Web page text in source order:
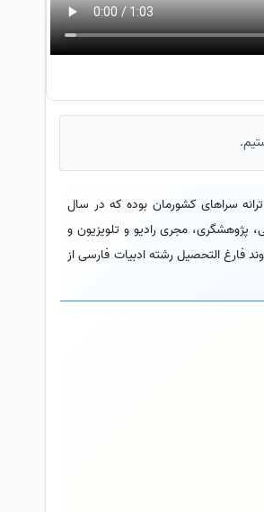
سراهای کشورمان بوده که در سال
پژوهشگری، مجری رادیو و تلویزیون و
فارغ التحصیل رشته ادبیات فارسی از